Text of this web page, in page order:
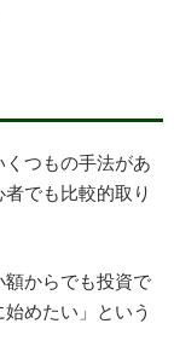
つもの手法があ
でも比較的取り
からでも投資で
めたい」という